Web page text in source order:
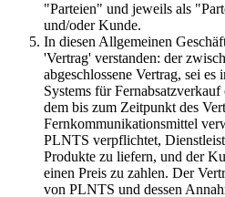
"Parteien" und jeweils als
und/oder Kunde.
In diesen Allgemeinen
'Vertrag' verstanden: der
abgeschlossene Vertrag, sei
Systems für
dem bis zum Zeitpunkt des
Fernkommunikationsmittel
PLNTS verpflichtet,
Produkte zu liefern, und der
einen Preis zu zahlen. Der
von PLNTS und dessen